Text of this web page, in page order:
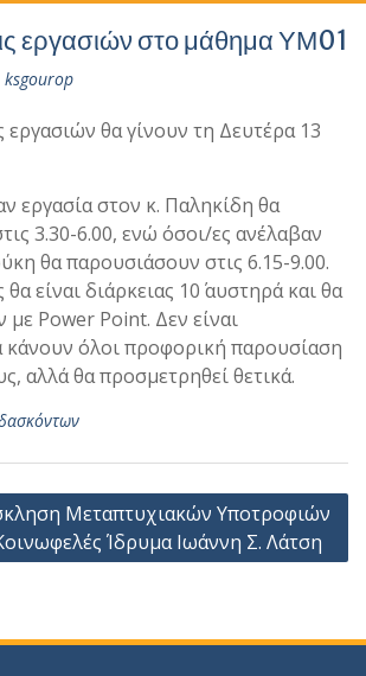
εργασιών στο μάθημα ΥΜ01
ksgourop
εργασιών θα γίνουν τη Δευτέρα 13
εργασία στον κ. Παληκίδη θα
3.30-6.00, ενώ όσοι/ες ανέλαβαν
θα παρουσιάσουν στις 6.15-9.00.
είναι διάρκειας 10΄ αυστηρά και θα
με Power Point. Δεν είναι
όλοι προφορική παρουσίαση
αλλά θα προσμετρηθεί θετικά.
Μεταπτυχιακών Υποτροφιών
Ίδρυμα Ιωάννη Σ. Λάτση